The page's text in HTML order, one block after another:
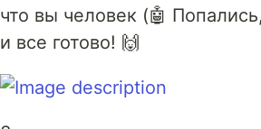
что вы человек (🤖
и все готово! 🙌